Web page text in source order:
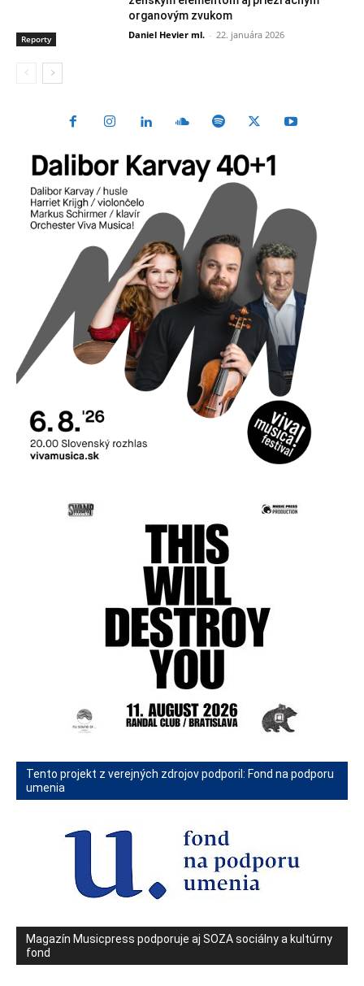
Reporty
organovým zvukom
Daniel Hevier ml. - 22. januára 2026
Tento projekt z verejných zdrojov podporil: Fond na podporu
umenia
Magazín Musicpress podporuje aj SOZA sociálny a kultúrny
fond